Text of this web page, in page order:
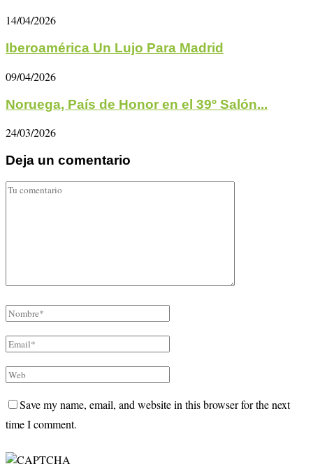
14/04/2026
Iberoamérica Un Lujo Para Madrid
09/04/2026
Noruega, País de Honor en el 39º Salón...
24/03/2026
Deja un comentario
Save my name, email, and website in this browser for the next
time I comment.